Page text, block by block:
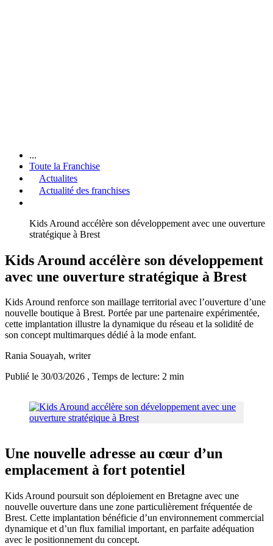
...
Toute la Franchise
Actualites
Actualité des franchises
Kids Around accélère son développement avec une ouverture
stratégique à Brest
Kids Around accélère son développement
avec une ouverture stratégique à Brest
Kids Around renforce son maillage territorial avec l’ouverture d’une
nouvelle boutique à Brest. Portée par une partenaire expérimentée,
cette implantation illustre la dynamique du réseau et la solidité de
son concept multimarques dédié à la mode enfant.
Rania Souayah, writer
Publié le 30/03/2026 , Temps de lecture: 2 min
Une nouvelle adresse au cœur d’un
emplacement à fort potentiel
Kids Around poursuit son déploiement en Bretagne avec une
nouvelle ouverture dans une zone particulièrement fréquentée de
Brest. Cette implantation bénéficie d’un environnement commercial
dynamique et d’un flux familial important, en parfaite adéquation
avec le positionnement du concept.